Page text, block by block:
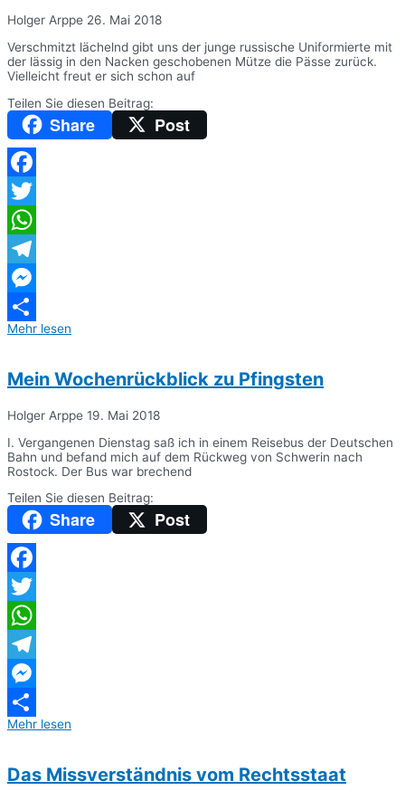
Holger Arppe 26. Mai 2018
Verschmitzt lächelnd gibt uns der junge russische Uniformierte mit
der lässig in den Nacken geschobenen Mütze die Pässe zurück.
Vielleicht freut er sich schon auf
Teilen Sie diesen Beitrag:
Share Post
Facebook
Twitter
WhatsApp
Telegram
Messenger
Teilen
Mehr lesen
Mein Wochenrückblick zu Pfingsten
Holger Arppe 19. Mai 2018
I. Vergangenen Dienstag saß ich in einem Reisebus der Deutschen
Bahn und befand mich auf dem Rückweg von Schwerin nach
Rostock. Der Bus war brechend
Teilen Sie diesen Beitrag:
Share Post
Facebook
Twitter
WhatsApp
Telegram
Messenger
Teilen
Mehr lesen
Das Missverständnis vom Rechtsstaat